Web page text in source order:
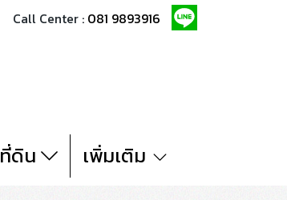
Call Center : 081 9893916
ที่ดิน เพิ่มเติม